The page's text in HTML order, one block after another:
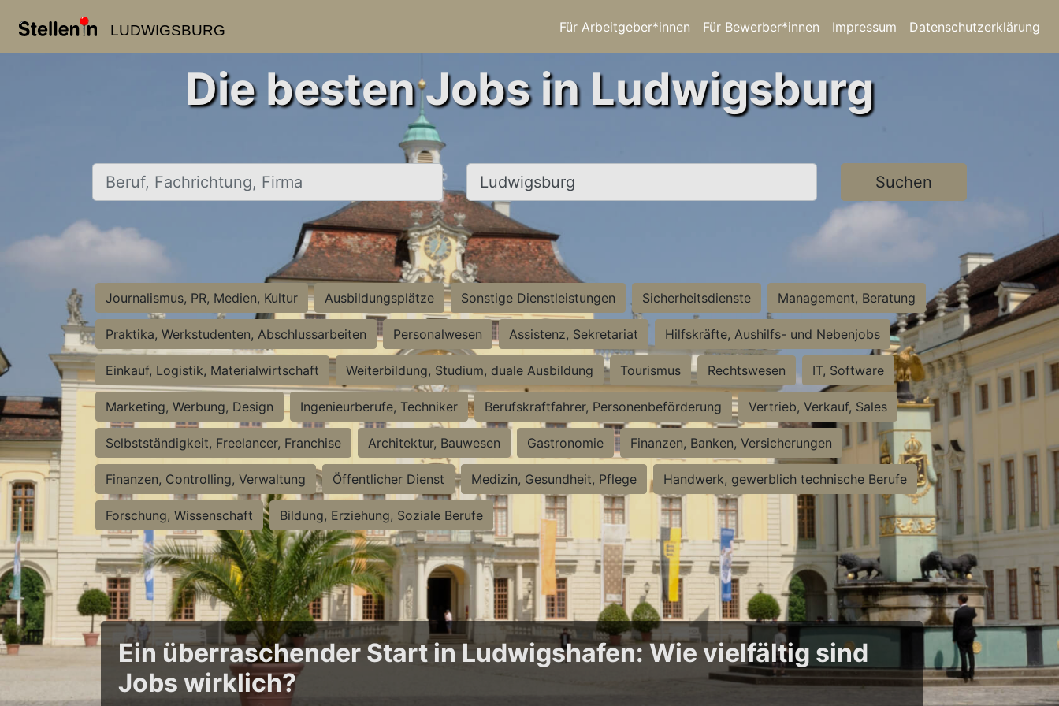
LUDWIGSBURG Für Arbeitgeber*innen Für Bewerber*innen Impressum Datenschutzerklärung
Die besten Jobs in Ludwigsburg
Beruf, Fachrichtung, Firma Ort, Stadt Suchen
Journalismus, PR, Medien, Kultur Ausbildungsplätze Sonstige Dienstleistungen Sicherheitsdienste Management, Beratung
Praktika, Werkstudenten, Abschlussarbeiten Personalwesen Assistenz, Sekretariat Hilfskräfte, Aushilfs- und Nebenjobs
Einkauf, Logistik, Materialwirtschaft Weiterbildung, Studium, duale Ausbildung Tourismus Rechtswesen IT, Software
Marketing, Werbung, Design Ingenieurberufe, Techniker Berufskraftfahrer, Personenbeförderung Vertrieb, Verkauf, Sales
Selbstständigkeit, Freelancer, Franchise Architektur, Bauwesen Gastronomie Finanzen, Banken, Versicherungen
Finanzen, Controlling, Verwaltung Öffentlicher Dienst Medizin, Gesundheit, Pflege Handwerk, gewerblich technische Berufe
Forschung, Wissenschaft Bildung, Erziehung, Soziale Berufe
Ein überraschender Start in Ludwigshafen: Wie vielfältig sind
Jobs wirklich?